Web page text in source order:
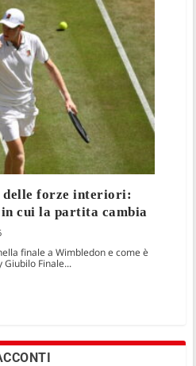
delle forze interiori:
cui la partita cambia
finale a Wimbledon e come è
Giubilo Finale...